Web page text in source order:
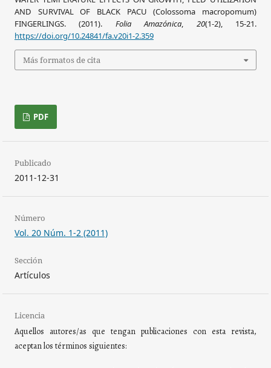
PDF
Publicado
2011-12-31
Número
Vol. 20 Núm. 1-2 (2011)
Sección
Artículos
Licencia
Aquellos autores/as que tengan publicaciones con esta revista,
aceptan los términos siguientes:
AND SURVIVAL OF BLACK PACU (Colossoma macropomum)
FINGERLINGS. (2011). Folia Amazónica, 20(1-2), 15-21.
https://doi.org/10.24841/fa.v20i1-2.359
Más formatos de cita